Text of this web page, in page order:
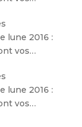
lune 2016 :
vos…
lune 2016 :
vos…